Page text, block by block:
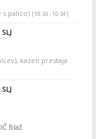
s palico) [ 08:34 - 10:34 ]
SLJ
kazen prestaja
SLJ
Blaž